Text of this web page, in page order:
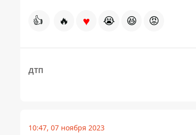
👍 🔥 ♥ 😭 😆 😡
ДТП
10:47, 07 ноября 2023